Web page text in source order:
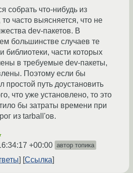
собрать что-нибудь из
то часто выясняется, что не
dev-пакетов. В
большинстве случаев те
библиотеки, части которых
в требуемые dev-пакеты,
Поэтому если бы
простой путь доустановить
что уже установлено, то это
бы затраты времени при
из tarball'ов.
+00:00 автор топика
Ссылка